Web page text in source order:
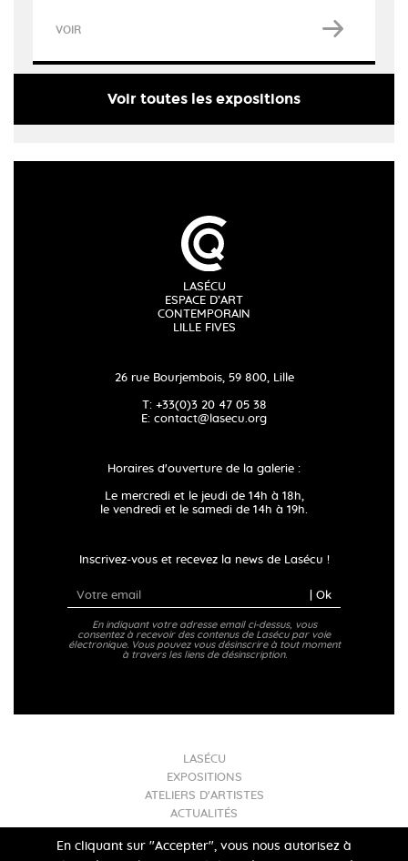
VOIR
Voir toutes les expositions
LASÉCU
ESPACE D’ART
CONTEMPORAIN
LILLE FIVES
26 rue Bourjembois, 59 800, Lille
T: +33(0)3 20 47 05 38
E: contact@lasecu.org
Horaires d'ouverture de la galerie :
Le mercredi et le jeudi de 14h à 18h,
le vendredi et le samedi de 14h à 19h.
Inscrivez-vous et recevez la news de Lasécu !
| Ok
En indiquant votre adresse email ci-dessus, vous
consentez à recevoir des contenus de Lasécu par voie
électronique. Vous pouvez vous désinscrire à tout moment
à travers les liens de désinscription.
LASÉCU
EXPOSITIONS
ATELIERS D'ARTISTES
ACTUALITÉS
En cliquant sur "Accepter", vous nous autorisez à